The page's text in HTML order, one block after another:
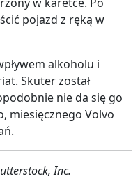
pojazd z ręką w
alkoholu i
Skuter został
nie da się go
miesięcznego Volvo
Inc.